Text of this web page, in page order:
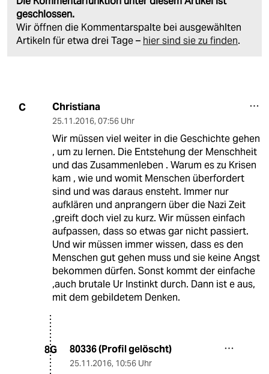
geschlossen.
Wir öffnen die Kommentarspalte bei ausgewählten
Artikeln für etwa drei Tage – hier sind sie zu finden.
C Christiana
25.11.2016, 07:56 Uhr
Wir müssen viel weiter in die Geschichte gehen
, um zu lernen. Die Entstehung der Menschheit
und das Zusammenleben . Warum es zu Krisen
kam , wie und womit Menschen überfordert
sind und was daraus ensteht. Immer nur
aufklären und anprangern über die Nazi Zeit
,greift doch viel zu kurz. Wir müssen einfach
aufpassen, dass so etwas gar nicht passiert.
Und wir müssen immer wissen, dass es den
Menschen gut gehen muss und sie keine Angst
bekommen dürfen. Sonst kommt der einfache
,auch brutale Ur Instinkt durch. Dann ist e aus,
mit dem gebildetem Denken.
8G 80336 (Profil gelöscht)
25.11.2016, 10:56 Uhr